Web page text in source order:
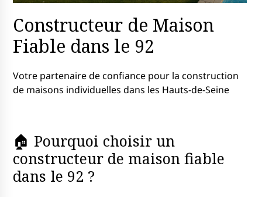
Constructeur de Maison
Fiable dans le 92
Votre partenaire de confiance pour la construction
de maisons individuelles dans les Hauts-de-Seine
🏠 Pourquoi choisir un
constructeur de maison fiable
dans le 92 ?